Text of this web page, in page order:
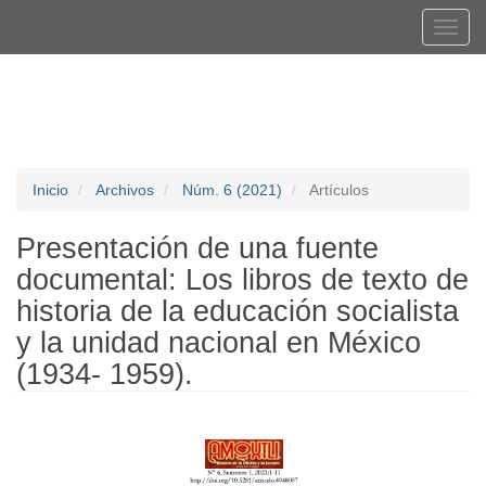
Inicio Archivos Núm. 6 (2021) Artículos
Presentación de una fuente
documental: Los libros de texto de
historia de la educación socialista
y la unidad nacional en México
(1934- 1959).